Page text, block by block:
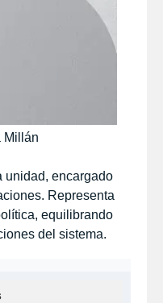
Millán
unidad, encargado
Representa
equilibrando
del sistema.